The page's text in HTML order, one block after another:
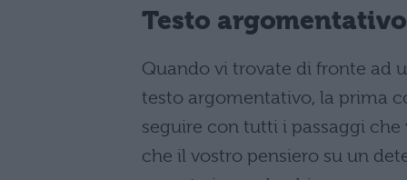
Testo
Quando vi trovate di fronte ad
testo argomentativo, la prima
seguire con tutti i passaggi
che il vostro pensiero su un